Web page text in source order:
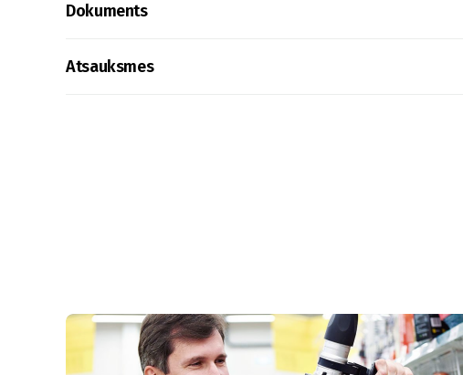
Dokuments
Atsauksmes